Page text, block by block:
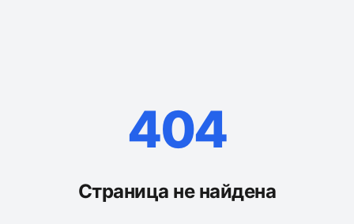
404
Страница не найдена